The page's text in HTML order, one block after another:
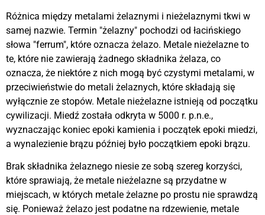
Różnica między metalami żelaznymi i nieżelaznymi tkwi w
samej nazwie. Termin "żelazny" pochodzi od łacińskiego
słowa "ferrum", które oznacza żelazo. Metale nieżelazne to
te, które nie zawierają żadnego składnika żelaza, co
oznacza, że niektóre z nich mogą być czystymi metalami, w
przeciwieństwie do metali żelaznych, które składają się
wyłącznie ze stopów. Metale nieżelazne istnieją od początku
cywilizacji. Miedź została odkryta w 5000 r. p.n.e.,
wyznaczając koniec epoki kamienia i początek epoki miedzi,
a wynalezienie brązu później było początkiem epoki brązu.
Brak składnika żelaznego niesie ze sobą szereg korzyści,
które sprawiają, że metale nieżelazne są przydatne w
miejscach, w których metale żelazne po prostu nie sprawdzą
się. Ponieważ żelazo jest podatne na rdzewienie, metale